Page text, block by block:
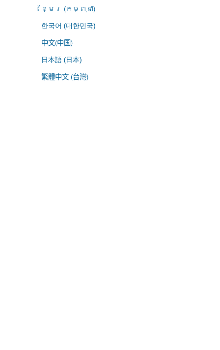
ខ្មែរ (កម្ពុជា)
한국어 (대한민국)
中文(中国)
日本語 (日本)
繁體中文 (台灣)